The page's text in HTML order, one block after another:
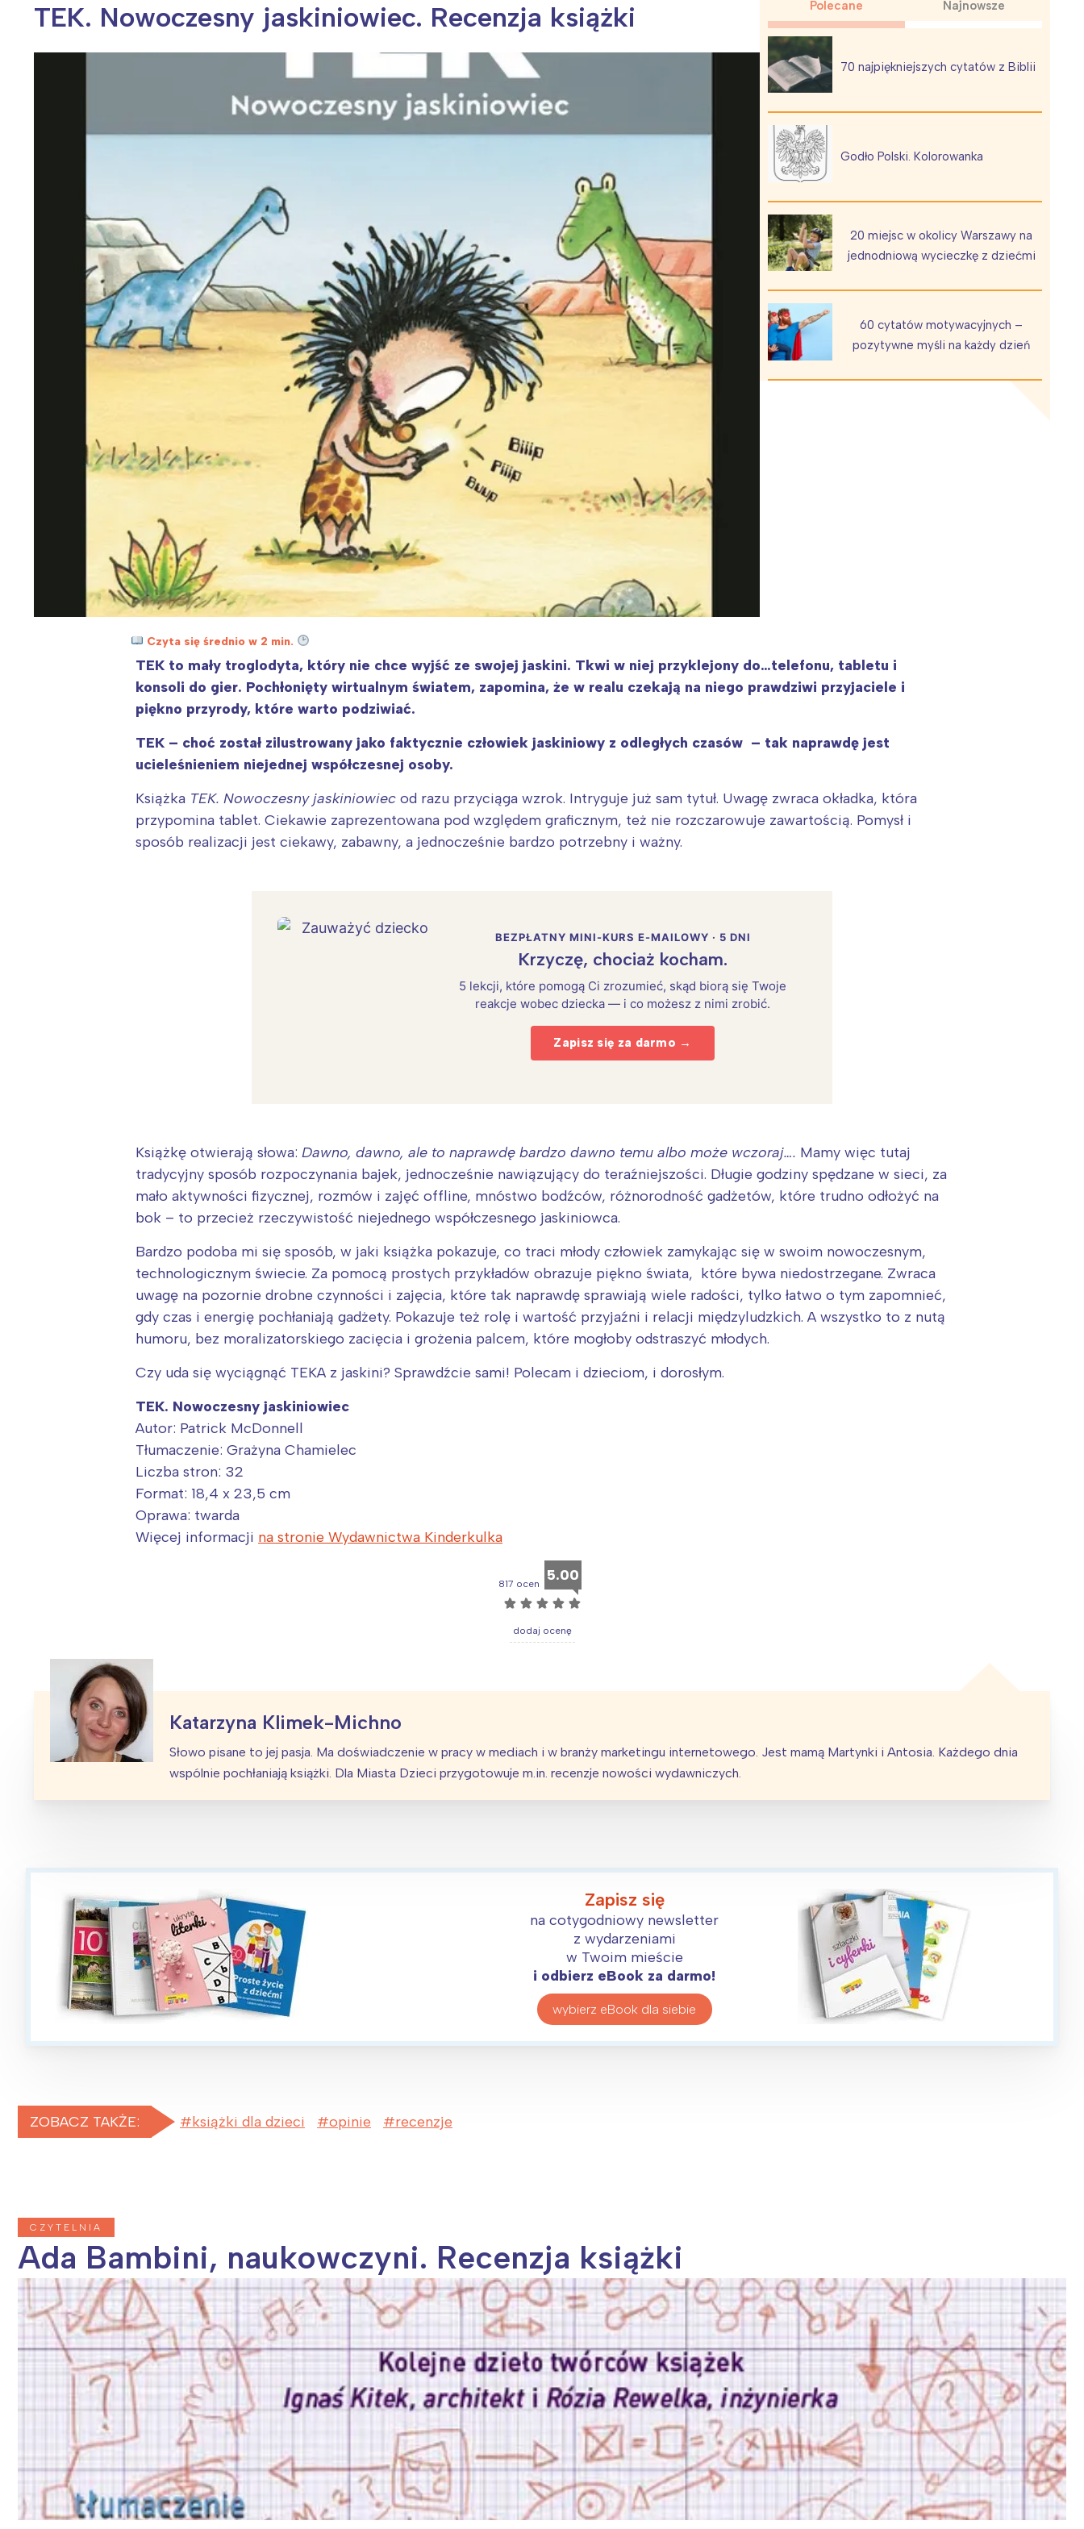
Wiosenny koncert ptaków na płocie Kwitnąca wiśnia i jej płatki Pszczoła i kwitnący ul
TEK. Nowoczesny jaskiniowiec. Recenzja książki Polecane Najnowsze
70 najpiękniejszych cytatów z Biblii
Godło Polski. Kolorowanka
20 miejsc w okolicy Warszawy na
jednodniową wycieczkę z dziećmi
60 cytatów motywacyjnych –
pozytywne myśli na każdy dzień
Czyta się średnio w 2 min.
TEK to mały troglodyta, który nie chce wyjść ze swojej jaskini. Tkwi w niej przyklejony do…telefonu, tabletu i
konsoli do gier. Pochłonięty wirtualnym światem, zapomina, że w realu czekają na niego prawdziwi przyjaciele i
piękno przyrody, które warto podziwiać.
TEK – choć został zilustrowany jako faktycznie człowiek jaskiniowy z odległych czasów – tak naprawdę jest
ucieleśnieniem niejednej współczesnej osoby.
Książka TEK. Nowoczesny jaskiniowiec od razu przyciąga wzrok. Intryguje już sam tytuł. Uwagę zwraca okładka, która
przypomina tablet. Ciekawie zaprezentowana pod względem graficznym, też nie rozczarowuje zawartością. Pomysł i
sposób realizacji jest ciekawy, zabawny, a jednocześnie bardzo potrzebny i ważny.
BEZPŁATNY MINI-KURS E-MAILOWY · 5 DNI
Krzyczę, chociaż kocham.
5 lekcji, które pomogą Ci zrozumieć, skąd biorą się Twoje
reakcje wobec dziecka — i co możesz z nimi zrobić.
Zapisz się za darmo →
Książkę otwierają słowa: Dawno, dawno, ale to naprawdę bardzo dawno temu albo może wczoraj…. Mamy więc tutaj
tradycyjny sposób rozpoczynania bajek, jednocześnie nawiązujący do teraźniejszości. Długie godziny spędzane w sieci, za
mało aktywności fizycznej, rozmów i zajęć offline, mnóstwo bodźców, różnorodność gadżetów, które trudno odłożyć na
bok – to przecież rzeczywistość niejednego współczesnego jaskiniowca.
Bardzo podoba mi się sposób, w jaki książka pokazuje, co traci młody człowiek zamykając się w swoim nowoczesnym,
technologicznym świecie. Za pomocą prostych przykładów obrazuje piękno świata, które bywa niedostrzegane. Zwraca
uwagę na pozornie drobne czynności i zajęcia, które tak naprawdę sprawiają wiele radości, tylko łatwo o tym zapomnieć,
gdy czas i energię pochłaniają gadżety. Pokazuje też rolę i wartość przyjaźni i relacji międzyludzkich. A wszystko to z nutą
humoru, bez moralizatorskiego zacięcia i grożenia palcem, które mogłoby odstraszyć młodych.
Czy uda się wyciągnąć TEKA z jaskini? Sprawdźcie sami! Polecam i dzieciom, i dorosłym.
TEK. Nowoczesny jaskiniowiec
Autor: Patrick McDonnell
Tłumaczenie: Grażyna Chamielec
Liczba stron: 32
Format: 18,4 x 23,5 cm
Oprawa: twarda
Więcej informacji na stronie Wydawnictwa Kinderkulka
817 ocen 5.00
☆ ☆ ☆ ☆ ☆
dodaj ocenę
Katarzyna Klimek-Michno
Słowo pisane to jej pasja. Ma doświadczenie w pracy w mediach i w branży marketingu internetowego. Jest mamą Martynki i Antosia. Każdego dnia
wspólnie pochłaniają książki. Dla Miasta Dzieci przygotowuje m.in. recenzje nowości wydawniczych.
Zapisz się
na cotygodniowy newsletter
z wydarzeniami
w Twoim mieście
i odbierz eBook za darmo!
wybierz eBook dla siebie
ZOBACZ TAKŻE: książki dla dzieci opinie recenzje
CZYTELNIA
Ada Bambini, naukowczyni. Recenzja książki
Interesują mnie wydarzenia z tego regionu:
Trójmiasto